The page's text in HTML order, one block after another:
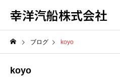
幸洋汽船株式会社
ブログ koyo
koyo